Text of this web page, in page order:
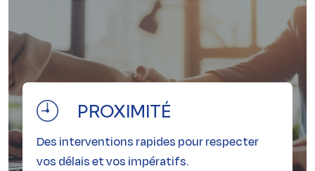
PROXIMITÉ
Des interventions rapides pour respecter
vos délais et vos impératifs.
PROXIMITÉ